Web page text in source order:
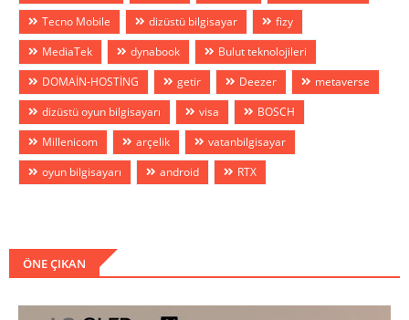
Tecno Mobile
dizüstü bilgisayar
fizy
MediaTek
dynabook
Bulut teknolojileri
DOMAİN-HOSTİNG
getir Deezer
metaverse
dizüstü oyun bilgisayarı
visa
BOSCH
Millenicom
arçelik
vatanbilgisayar
oyun bilgisayarı
android RTX
ÖNE ÇIKAN